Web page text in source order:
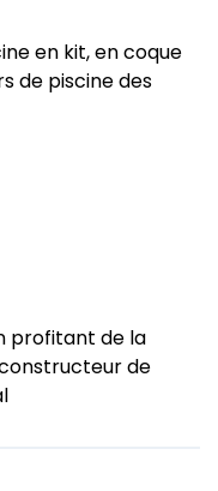
en kit, en coque
de piscine des
profitant de la
de